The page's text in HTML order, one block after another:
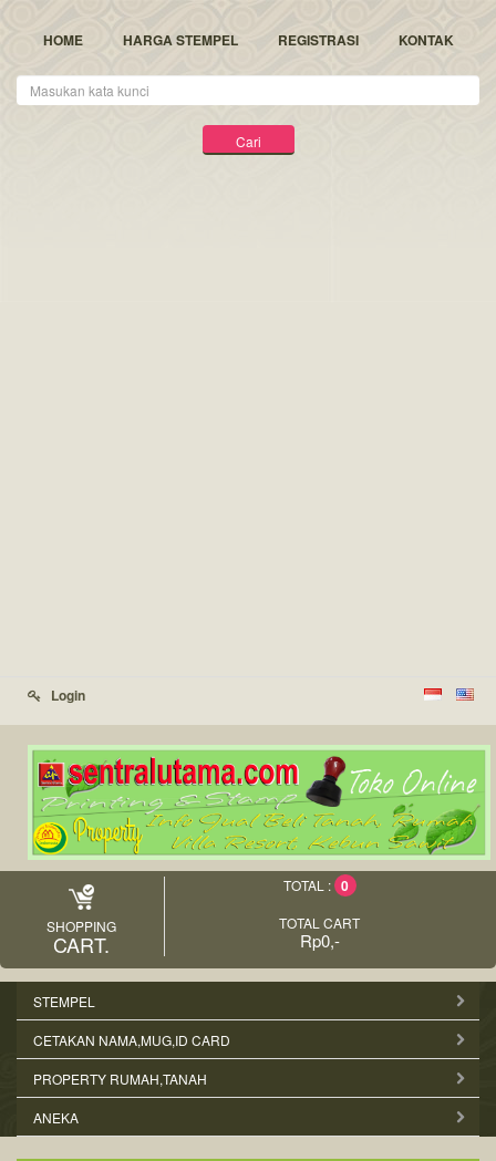
HOME HARGA STEMPEL REGISTRASI KONTAK
Kunci
Cari
Login
SHOPPING
CART.
TOTAL : 0
TOTAL CART
Rp0,-
STEMPEL
CETAKAN NAMA,MUG,ID CARD
PROPERTY RUMAH,TANAH
ANEKA